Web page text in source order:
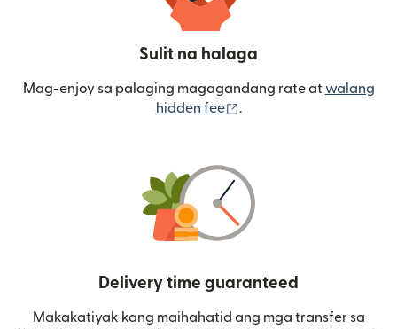
Sulit na halaga
Mag-enjoy sa palaging magagandang rate at walang
hidden fee
.
Delivery time guaranteed
Makakatiyak kang maihahatid ang mga transfer sa